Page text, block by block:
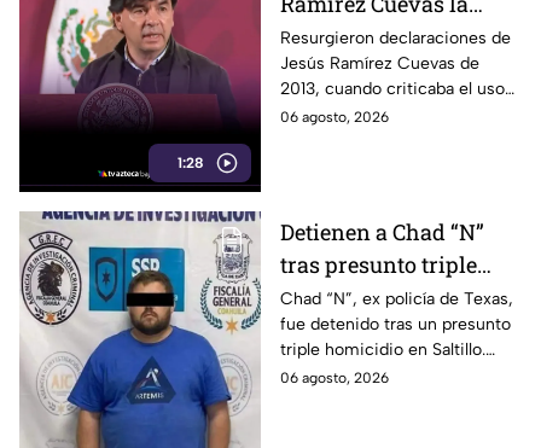
1:28
censura a los medios
antes de llegar al
gobierno
Resurgieron declaraciones de
Jesús Ramírez Cuevas de
2013, cuando criticaba el uso
de la publicidad oficial para
06 agosto, 2026
Detienen a Chad “N”
tras presunto triple
homicidio e intento de
llevarse a su hijo a
Estados Unidos
Chad “N”, ex policía de Texas,
fue detenido tras un presunto
triple homicidio en Saltillo.
También habría intentado
06 agosto, 2026